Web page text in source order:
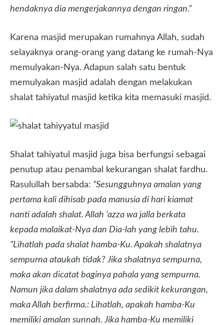
hendaknya dia mengerjakannya dengan ringan.”
Karena masjid merupakan rumahnya Allah, sudah
selayaknya orang-orang yang datang ke rumah-Nya
memulyakan-Nya. Adapun salah satu bentuk
memulyakan masjid adalah dengan melakukan
shalat tahiyatul masjid ketika kita memasuki masjid.
Shalat tahiyatul masjid juga bisa berfungsi sebagai
penutup atau penambal kekurangan shalat fardhu.
Rasulullah bersabda: “Sesungguhnya amalan yang
pertama kali dihisab pada manusia di hari kiamat
nanti adalah shalat. Allah ‘azza wa jalla berkata
kepada malaikat-Nya dan Dia-lah yang lebih tahu.
“Lihatlah pada shalat hamba-Ku. Apakah shalatnya
sempurna ataukah tidak? Jika shalatnya sempurna,
maka akan dicatat baginya pahala yang sempurna.
Namun jika dalam shalatnya ada sedikit kekurangan,
maka Allah berfirma.: Lihatlah, apakah hamba-Ku
memiliki amalan sunnah. Jika hamba-Ku memiliki